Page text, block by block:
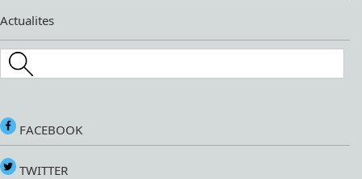
Actualites
Search this site
FACEBOOK
TWITTER